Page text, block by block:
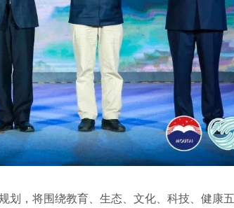
划，将围绕教育、生态、文化、科技、健康